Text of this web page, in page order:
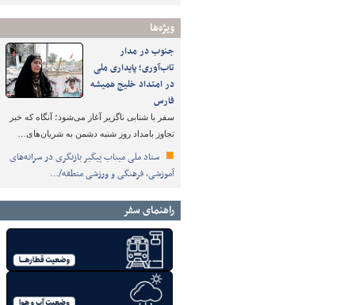
ویژه‌ها
جنوب در مدار
تاب‌آوری؛ پایداری ملی
در امتداد خلیج همیشه
فارس
سفر با شتابی ناگزیر آغاز می‌شود؛ آنگاه که خبر
تجاوز بامداد روز شنبه دشمن به شریان‌های…
ستاد ملی میناب پیگیر بازنگری در سرانه‌های
آموزشی، فرهنگی و ورزشی منطقه/…
راهنمای سفر